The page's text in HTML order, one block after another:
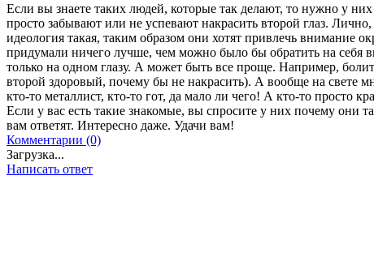
Если вы знаете таких людей, которые так делают, то нужно у
просто забывают или не успевают накрасить второй глаз.
идеология такая, таким образом они хотят привлечь внимание
придумали ничего лучше, чем можно было бы обратить на себя
только на одном глазу. А может быть все проще. Например, болит
второй здоровый, почему бы не накрасить). А вообще на свете
кто-то металлист, кто-то гот, да мало ли чего! А кто-то просто
Если у вас есть такие знакомые, вы спросите у них почему они
вам ответят. Интересно даже. Удачи вам!
Комментарии (0)
Загрузка...
Написать ответ